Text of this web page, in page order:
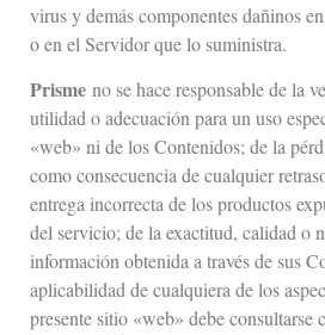
virus y demás componentes dañinos
o en el Servidor que lo suministra.
Prisme no se hace responsable de la
utilidad o adecuación para un uso
«web» ni de los Contenidos; de la
como consecuencia de cualquier
entrega incorrecta de los productos
del servicio; de la exactitud, calidad o
información obtenida a través de sus
aplicabilidad de cualquiera de los
presente sitio «web» debe consultarse